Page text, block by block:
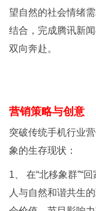
望自然的社会情绪
结合，完成腾讯新
双向奔赴。
营销策略与创意
突破传统手机行业
象的生存现状：
1、 在“北移象群”“
人与自然和谐共生